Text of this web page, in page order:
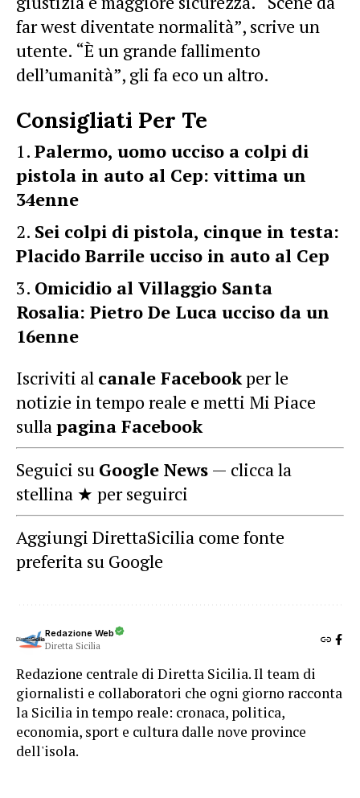
far west diventate normalità”, scrive un
utente. “È un grande fallimento
dell’umanità”, gli fa eco un altro.
Consigliati Per Te
Palermo, uomo ucciso a colpi di
pistola in auto al Cep: vittima un
34enne
Sei colpi di pistola, cinque in testa:
Placido Barrile ucciso in auto al Cep
Omicidio al Villaggio Santa
Rosalia: Pietro De Luca ucciso da un
16enne
Iscriviti al canale Facebookper le
notizie in tempo reale e metti Mi Piace
sulla pagina Facebook
Seguici su Google News — clicca la
stellina ★ per seguirci
Aggiungi DirettaSicilia come fonte
preferita su Google
Redazione Web
Diretta Sicilia
Redazione centrale di Diretta Sicilia. Il team di
giornalisti e collaboratori che ogni giorno racconta
la Sicilia in tempo reale: cronaca, politica,
economia, sport e cultura dalle nove province
dell'isola.